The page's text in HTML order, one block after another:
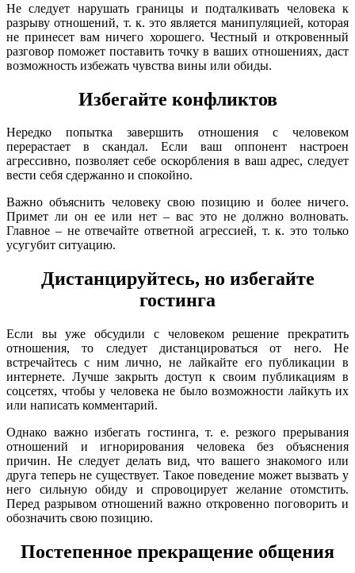
Не следует нарушать границы и подталкивать человека к
разрыву отношений, т. к. это является манипуляцией, которая
не принесет вам ничего хорошего. Честный и откровенный
разговор поможет поставить точку в ваших отношениях, даст
возможность избежать чувства вины или обиды.
Избегайте конфликтов
Нередко попытка завершить отношения с человеком
перерастает в скандал. Если ваш оппонент настроен
агрессивно, позволяет себе оскорбления в ваш адрес, следует
вести себя сдержанно и спокойно.
Важно объяснить человеку свою позицию и более ничего.
Примет ли он ее или нет – вас это не должно волновать.
Главное – не отвечайте ответной агрессией, т. к. это только
усугубит ситуацию.
Дистанцируйтесь, но избегайте
гостинга
Если вы уже обсудили с человеком решение прекратить
отношения, то следует дистанцироваться от него. Не
встречайтесь с ним лично, не лайкайте его публикации в
интернете. Лучше закрыть доступ к своим публикациям в
соцсетях, чтобы у человека не было возможности лайкуть их
или написать комментарий.
Однако важно избегать гостинга, т. е. резкого прерывания
отношений и игнорирования человека без объяснения
причин. Не следует делать вид, что вашего знакомого или
друга теперь не существует. Такое поведение может вызвать у
него сильную обиду и спровоцирует желание отомстить.
Перед разрывом отношений важно откровенно поговорить и
обозначить свою позицию.
Постепенное прекращение общения